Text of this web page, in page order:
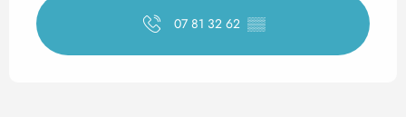
07 81 32 62 ▒▒